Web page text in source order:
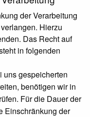
der Verarbeitung
Hierzu
Das Recht auf
in folgenden
uns gespeicherten
benötigen wir in
Für die Dauer der
Einschränkung der